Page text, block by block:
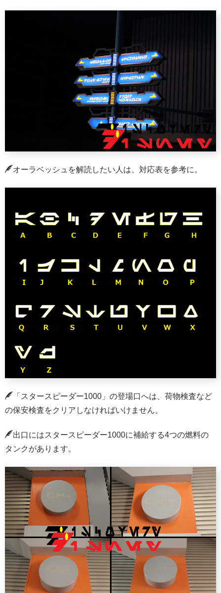
オーラベッシュを解読したい人は、対応表を参考に。
「スタースピーダー1000」の登場口へは、荷物検査など
の保安検査をクリアしなければいけません。
出口にはスタースピーダー1000に補給する4つの燃料の
タンクがあります。